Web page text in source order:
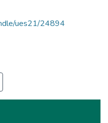
ues21/24894